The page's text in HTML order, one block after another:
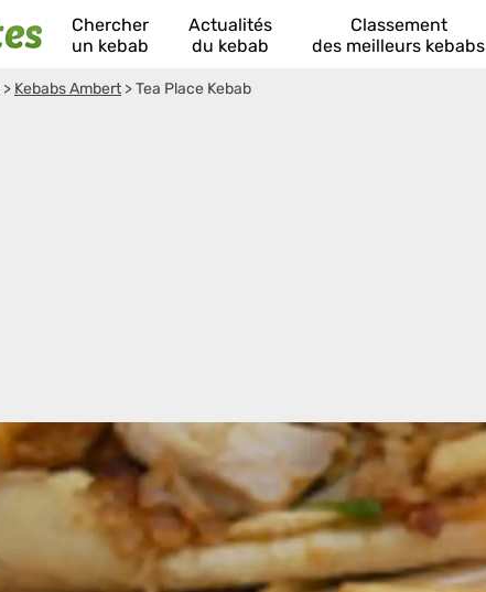
Chercher
un kebab
Actualités
du kebab
Classement
des meilleurs kebabs
> Kebabs Ambert>Tea Place Kebab